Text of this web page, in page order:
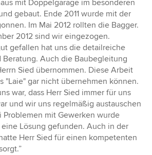
mit Doppelgarage im besonderen
gebaut. Ende 2011 wurde mit der
Im Mai 2012 rollten die Bagger.
2012 sind wir eingezogen.
gefallen hat uns die detailreiche
Beratung. Auch die Baubegleitung
Sied übernommen. Diese Arbeit
"Laie" gar nicht übernehmen können.
war, dass Herr Sied immer für uns
und wir uns regelmäßig austauschen
Problemen mit Gewerken wurde
eine Lösung gefunden. Auch in der
Herr Sied für einen kompetenten